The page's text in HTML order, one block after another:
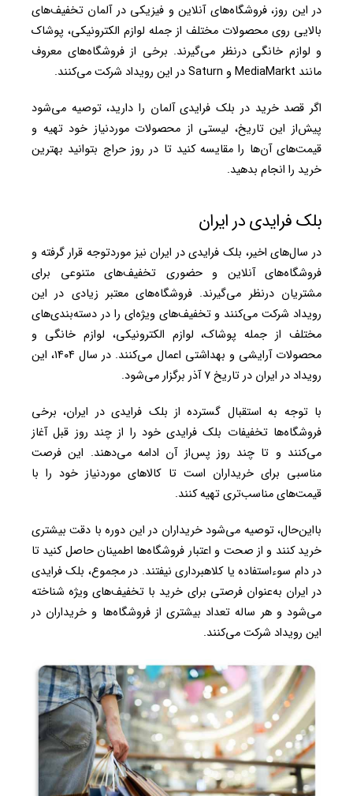
در این روز، فروشگاه‌های آنلاین و فیزیکی در آلمان تخفیف‌های
بالایی روی محصولات مختلف از جمله لوازم الکترونیکی، پوشاک
و لوازم خانگی درنظر می‌گیرند. برخی از فروشگاه‌های معروف
مانند MediaMarkt و Saturn در این رویداد شرکت می‌کنند.
اگر قصد خرید در بلک فرایدی آلمان را دارید، توصیه می‌شود
پیش‌از این تاریخ، لیستی از محصولات موردنیاز خود تهیه و
قیمت‌های آن‌ها را مقایسه کنید تا در روز حراج بتوانید بهترین
خرید را انجام بدهید.
بلک فرایدی در ایران
در سال‌های اخیر، بلک فرایدی در ایران نیز موردتوجه قرار گرفته و
فروشگاه‌های آنلاین و حضوری تخفیف‌های متنوعی برای
مشتریان درنظر می‌گیرند. فروشگاه‌های معتبر زیادی در این
رویداد شرکت می‌کنند و تخفیف‌های ویژه‌ای را در دسته‌بندی‌های
مختلف از جمله پوشاک، لوازم الکترونیکی، لوازم خانگی و
محصولات آرایشی و بهداشتی اعمال می‌کنند.
در سال ۱۴۰۴، این
رویداد در ایران در تاریخ ۷ آذر برگزار می‌شود.
با توجه به استقبال گسترده از بلک فرایدی در ایران، برخی
فروشگاه‌هاتخفیفات بلک فرایدیخود را از چند روز قبل آغاز
می‌کنند و تا چند روز پس‌از آن ادامه می‌دهند. این فرصت
مناسبی برای خریداران است تا کالاهای موردنیاز خود را با
قیمت‌های مناسب‌تری تهیه کنند.
بااین‌حال، توصیه می‌شود خریداران در این دوره با دقت بیشتری
خرید کنند و از صحت و اعتبار فروشگاه‌ها اطمینان حاصل کنید تا
در دام سوءاستفاده یا کلاهبرداری نیفتند. در مجموع، بلک فرایدی
در ایران به‌عنوان فرصتی برای خرید با تخفیف‌های ویژه شناخته
می‌شود و هر ساله تعداد بیشتری از فروشگاه‌ها و خریداران در
این رویداد شرکت می‌کنند.